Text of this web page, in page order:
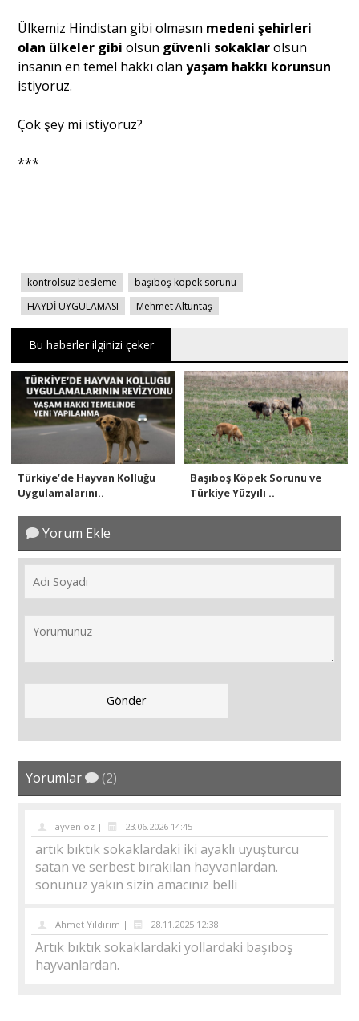
Ülkemiz Hindistan gibi olmasın medeni şehirleri
olan ülkeler gibiolsun güvenli sokaklarolsun
insanın en temel hakkı olanyaşam hakkı korunsun
istiyoruz.
Çok şey mi istiyoruz?
***
kontrolsüz besleme
başıboş köpek sorunu
HAYDİ UYGULAMASI
Mehmet Altuntaş
Bu haberler ilginizi çeker
Türkiye’de Hayvan Kolluğu
Uygulamalarını..
Başıboş Köpek Sorunu ve
Türkiye Yüzyılı ..
Yorum Ekle
Yorumlar (2)
ayven öz | 23.06.2026 14:45
artık bıktık sokaklardaki iki ayaklı uyuşturcu
satan ve serbest bırakılan hayvanlardan.
sonunuz yakın sizin amacınız belli
Ahmet Yıldırım | 28.11.2025 12:38
Artık bıktık sokaklardaki yollardaki başıboş
hayvanlardan.